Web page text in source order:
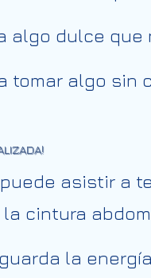
algo dulce
tomar algo
asistir a
cintura
la